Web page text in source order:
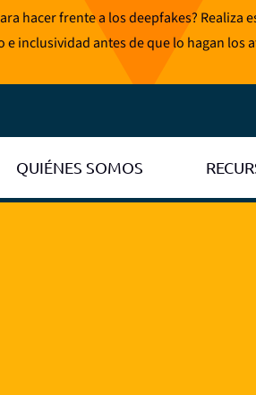
hacer frente a los deepfakes? Realiza
inclusividad antes de que lo hagan los
QUIÉNES SOMOS